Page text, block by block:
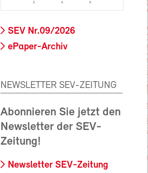
SEV Nr.09/2026
ePaper-Archiv
NEWSLETTER SEV-ZEITUNG
Abonnieren Sie jetzt den
Newsletter der SEV-
Zeitung!
Newsletter SEV-Zeitung